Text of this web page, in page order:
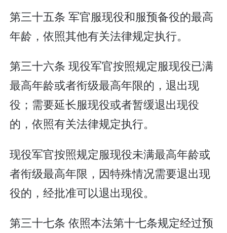
第三十五条 军官服现役和服预备役的最高
年龄，依照其他有关法律规定执行。
第三十六条 现役军官按照规定服现役已满
最高年龄或者衔级最高年限的，退出现
役；需要延长服现役或者暂缓退出现役
的，依照有关法律规定执行。
现役军官按照规定服现役未满最高年龄或
者衔级最高年限，因特殊情况需要退出现
役的，经批准可以退出现役。
第三十七条 依照本法第十七条规定经过预